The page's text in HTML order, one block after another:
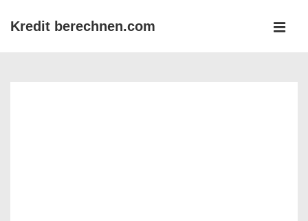
ZumKredit berechnen.com